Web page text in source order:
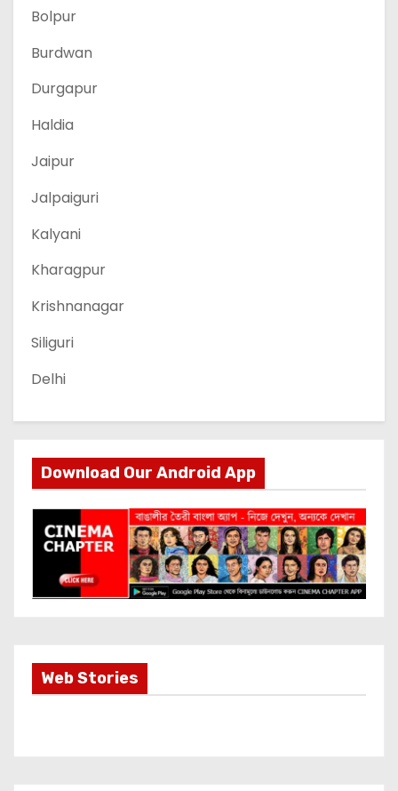
Bolpur
Burdwan
Durgapur
Haldia
Jaipur
Jalpaiguri
Kalyani
Kharagpur
Krishnanagar
Siliguri
Delhi
Download Our Android App
Web StoriesMost Important
Info about